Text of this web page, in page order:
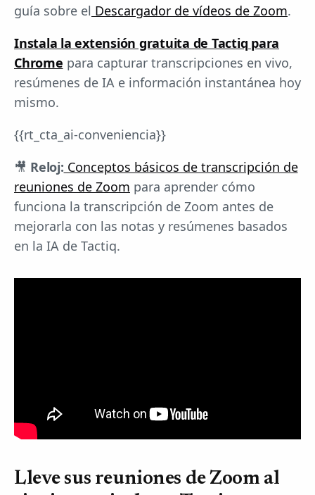
guía sobre el Descargador de vídeos de Zoom.
Instala la extensión gratuita de Tactiq para
Chrome para capturar transcripciones en vivo,
resúmenes de IA e información instantánea hoy
mismo.
{{rt_cta_ai-conveniencia}}
🎥 Reloj: Conceptos básicos de transcripción de
reuniones de Zoom para aprender cómo
funciona la transcripción de Zoom antes de
mejorarla con las notas y resúmenes basados
en la IA de Tactiq.
Lleve sus reuniones de Zoom al